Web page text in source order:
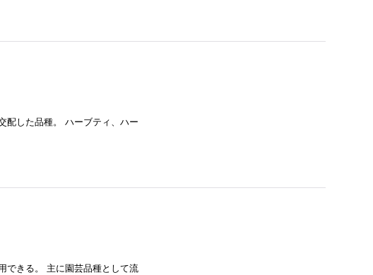
配した品種。 ハーブティ、ハー
できる。 主に園芸品種として流